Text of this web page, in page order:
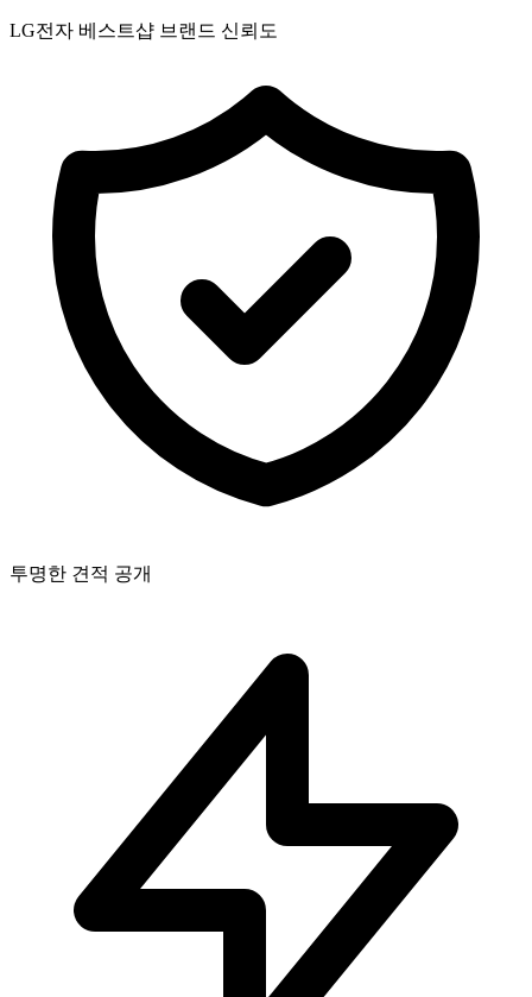
LG전자 베스트샵 브랜드 신뢰도
투명한 견적 공개